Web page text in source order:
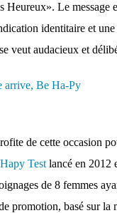
Heureux». Le message
identitaire et
veut audacieux et
de cette occasion
Hapy Test lancé en 2012
de 8 femmes
promotion, basé sur la